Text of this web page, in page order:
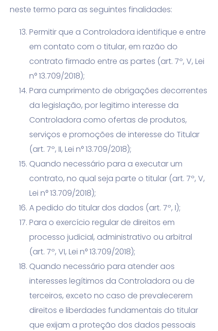
neste termo para as seguintes finalidades:
Permitir que a Controladora identifique e entre
em contato com o titular, em razão do
contrato firmado entre as partes (art. 7º, V, Lei
n° 13.709/2018);
Para cumprimento de obrigações decorrentes
da legislação, por legitimo interesse da
Controladora como ofertas de produtos,
serviços e promoções de interesse do Titular
(art. 7º, II, Lei n° 13.709/2018);
Quando necessário para a executar um
contrato, no qual seja parte o titular (art. 7º, V,
Lei n° 13.709/2018);
A pedido do titular dos dados (art. 7º, I);
Para o exercício regular de direitos em
processo judicial, administrativo ou arbitral
(art. 7º, VI, Lei n° 13.709/2018);
Quando necessário para atender aos
interesses legítimos da Controladora ou de
terceiros, exceto no caso de prevalecerem
direitos e liberdades fundamentais do titular
que exijam a proteção dos dados pessoais